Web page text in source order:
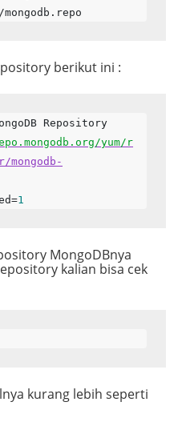
berikut ini :
Repository
yum/r
mongodb-
1
MongoDBnya
kalian bisa cek
kurang lebih seperti